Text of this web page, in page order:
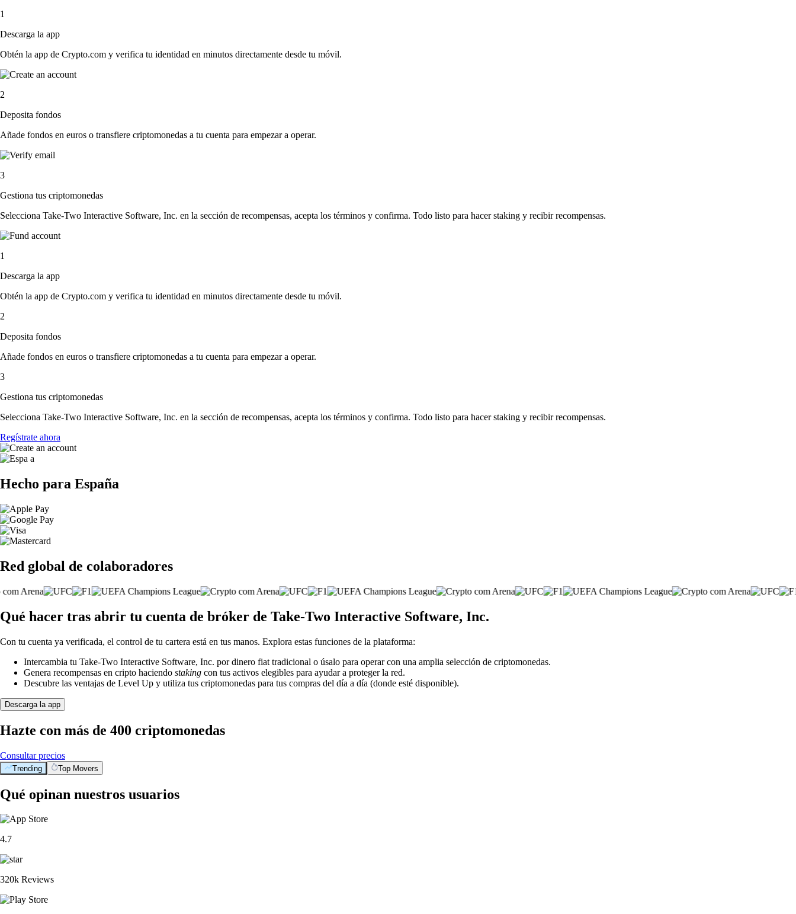
1
Descarga la app
Obtén la app de Crypto.com y verifica tu identidad en minutos directamente desde tu móvil.
2
Deposita fondos
Añade fondos en euros o transfiere criptomonedas a tu cuenta para empezar a operar.
3
Gestiona tus criptomonedas
Selecciona Take-Two Interactive Software, Inc. en la sección de recompensas, acepta los términos y confirma. Todo listo para hacer staking y recibir recompensas.
1
Descarga la app
Obtén la app de Crypto.com y verifica tu identidad en minutos directamente desde tu móvil.
2
Deposita fondos
Añade fondos en euros o transfiere criptomonedas a tu cuenta para empezar a operar.
3
Gestiona tus criptomonedas
Selecciona Take-Two Interactive Software, Inc. en la sección de recompensas, acepta los términos y confirma. Todo listo para hacer staking y recibir recompensas.
Regístrate ahora
Hecho para España
Red global de colaboradores
Qué hacer tras abrir tu cuenta de bróker de Take-Two Interactive Software, Inc.
Con tu cuenta ya verificada, el control de tu cartera está en tus manos. Explora estas funciones de la plataforma:
Intercambia tu Take-Two Interactive Software, Inc. por dinero fiat tradicional o úsalo para operar con una amplia selección de criptomonedas.
Genera recompensas en cripto haciendo staking con tus activos elegibles para ayudar a proteger la red.
Descubre las ventajas de Level Up y utiliza tus criptomonedas para tus compras del día a día (donde esté disponible).
Descarga la app
Hazte con más de 400 criptomonedas
Consultar precios
Trending Top Movers
Qué opinan nuestros usuarios
4.7
320k Reviews